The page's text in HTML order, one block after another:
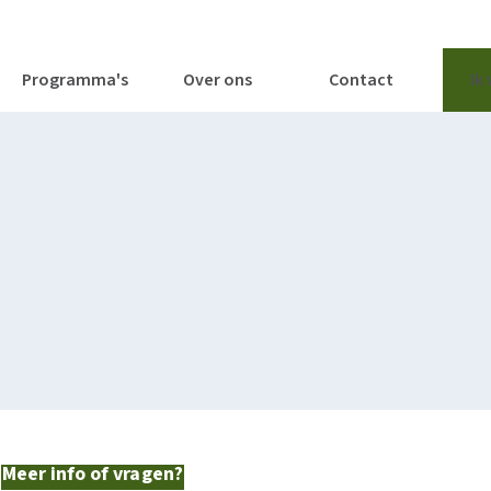
Programma's Over ons Contact Ik
Meer info of vragen?